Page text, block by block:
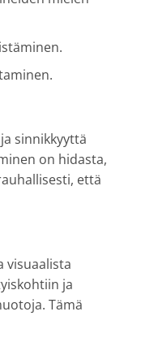
sinnikkyyttä
on hidasta,
että
visuaalista
ja
Tämä